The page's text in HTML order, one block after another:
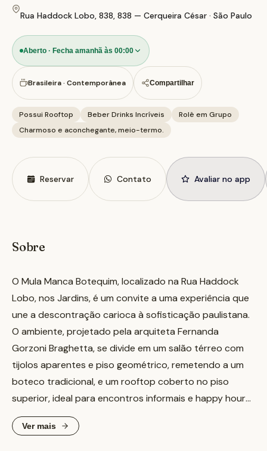
Rua Haddock Lobo, 838, 838 — Cerqueira César · São Paulo
Aberto · Fecha amanhã às 00:00
Brasileira · Contemporânea Compartilhar
Possui Rooftop Beber Drinks Incríveis
Rolê em Grupo
Charmoso e aconchegante, meio-termo.
Reservar Contato Avaliar no app
Sobre
O Mula Manca Botequim, localizado na Rua Haddock
Lobo, nos Jardins, é um convite a uma experiência que
une a descontração carioca à sofisticação paulistana.
O ambiente, projetado pela arquiteta Fernanda
Gorzoni Braghetta, se divide em um salão térreo com
tijolos aparentes e piso geométrico, remetendo a um
boteco tradicional, e um rooftop coberto no piso
superior, ideal para encontros informais e happy hours,
com vista para o bairro.
Ver mais